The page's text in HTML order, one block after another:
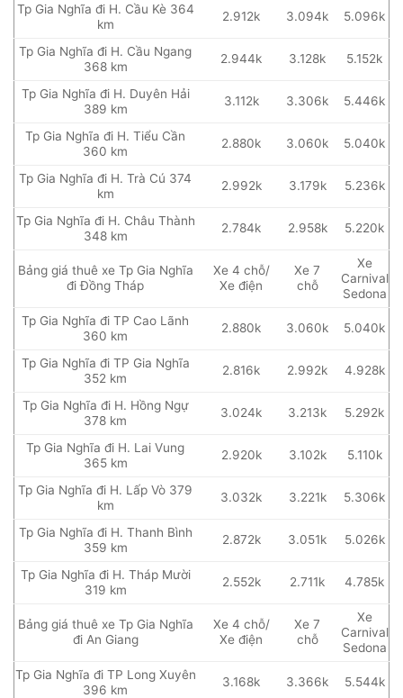
Tp Gia Nghĩa đi H. Cầu Kè 364
km
2.912k 3.094k 5.096k
Tp Gia Nghĩa đi H. Cầu Ngang
368 km
2.944k 3.128k 5.152k
Tp Gia Nghĩa đi H. Duyên Hải
389 km
3.112k 3.306k 5.446k
Tp Gia Nghĩa đi H. Tiểu Cần
360 km
2.880k 3.060k 5.040k
Tp Gia Nghĩa đi H. Trà Cú 374
km
2.992k 3.179k 5.236k
Tp Gia Nghĩa đi H. Châu Thành
348 km
2.784k 2.958k 5.220k
Bảng giá thuê xe Tp Gia Nghĩa
đi Đồng Tháp
Xe 4 chỗ/
Xe điện
Xe 7
chỗ
Xe
Carnival
Sedona
Tp Gia Nghĩa đi TP Cao Lãnh
360 km
2.880k 3.060k 5.040k
Tp Gia Nghĩa đi TP Gia Nghĩa
352 km
2.816k 2.992k 4.928k
Tp Gia Nghĩa đi H. Hồng Ngự
378 km
3.024k 3.213k 5.292k
Tp Gia Nghĩa đi H. Lai Vung
365 km
2.920k 3.102k 5.110k
Tp Gia Nghĩa đi H. Lấp Vò 379
km
3.032k 3.221k 5.306k
Tp Gia Nghĩa đi H. Thanh Bình
359 km
2.872k 3.051k 5.026k
Tp Gia Nghĩa đi H. Tháp Mười
319 km
2.552k 2.711k 4.785k
Bảng giá thuê xe Tp Gia Nghĩa
đi An Giang
Xe 4 chỗ/
Xe điện
Xe 7
chỗ
Xe
Carnival
Sedona
Tp Gia Nghĩa đi TP Long Xuyên
396 km
3.168k 3.366k 5.544k